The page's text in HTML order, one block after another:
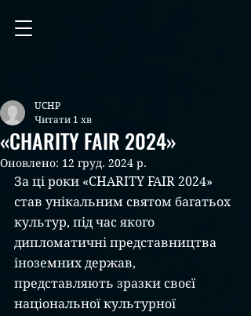
«CHARITY FAIR 2024»
UCHP
Читати 1 хв
Оновлено: 12 груд. 2024 р.
За ці роки «CHARITY FAIR 2024»
став унікальним святом багатьох
культур, під час якого
дипломатичні представництва
іноземних держав,
представляють зразки своєї
національної культурної